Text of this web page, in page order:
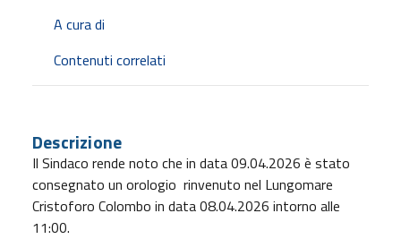
A cura di
Contenuti correlati
Descrizione
Il Sindaco rende noto che in data 09.04.2026 è stato
consegnato un orologio rinvenuto nel Lungomare
Cristoforo Colombo in data 08.04.2026 intorno alle
11:00.